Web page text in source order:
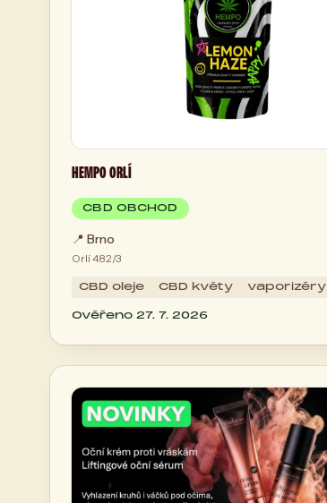
HEMPO ORLÍ
CBD OBCHOD
📍 Brno
Orlí 482/3
CBD oleje CBD květy vaporizéry
Ověřeno 27. 7. 2026